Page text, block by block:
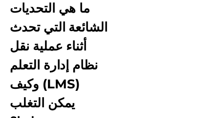
ما هي التحديات
الشائعة التي تحدث
أثناء عملية نقل
نظام إدارة التعلم
(LMS) وكيف
يمكن التغلب